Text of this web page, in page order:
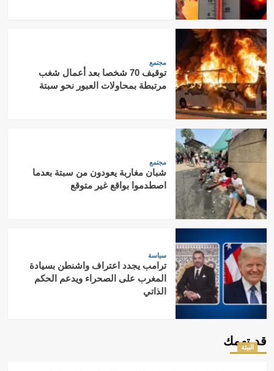
مجتمع
توقيف 70 شخصا بعد أعمال شغب
مرتبطة بمحاولات العبور نحو سبتة
مجتمع
شبان مغاربة يعودون من سبتة بعدما
اصطدموا بواقع غير متوقع
سياسة
ترامب يجدد اعتراف واشنطن بسيادة
المغرب على الصحراء ويدعم الحكم
الذاتي
قد تهمك
البيئة